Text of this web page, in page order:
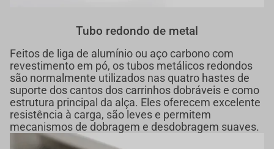
Tubo redondo de metal
Feitos de liga de alumínio ou aço carbono com
revestimento em pó, os tubos metálicos redondos
são normalmente utilizados nas quatro hastes de
suporte dos cantos dos carrinhos dobráveis e como
estrutura principal da alça. Eles oferecem excelente
resistência à carga, são leves e permitem
mecanismos de dobragem e desdobragem suaves.